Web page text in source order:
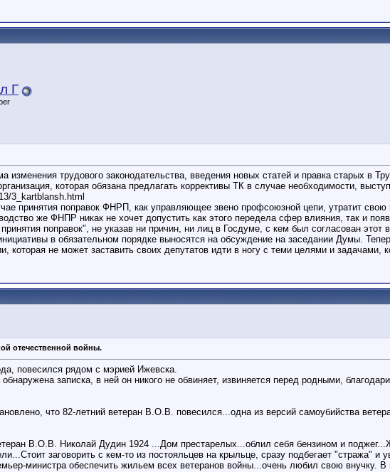
Г
изменения трудового законодательства, введения новых статей и правка старых
которая обязана предлагать коррективы ТК в случае необходимости,
3_kartblansh.html
принятия поправок ФНРП, как управляющее звено профсоюзной цепи, утратит
же ФНПР никак не хочет допустить как этого передела сфер влияния, так и
поправок", не указав ни причин, ни лиц в Госдуме, с кем был согласован
в обязательном порядке выносятся на обсуждение на заседании Думы.
которая не может заставить своих депутатов идти в ногу с теми целями и
отечественной войны.
повесился рядом с мэрией Ижевска.
записка, в ней он никого не обвиняет, извиняется перед родными,
что 82-летний ветеран В.О.В. повесился...одна из версий самоубийства
В.О.В. Николай Дудин 1924 ...Дом престарелых...облил себя бензином и
заговорить с кем-то из постояльцев на крыльце, сразу подбегает "стража" и
министра обеспечить жильем всех ветеранов войны...очень любил свою внучку. В